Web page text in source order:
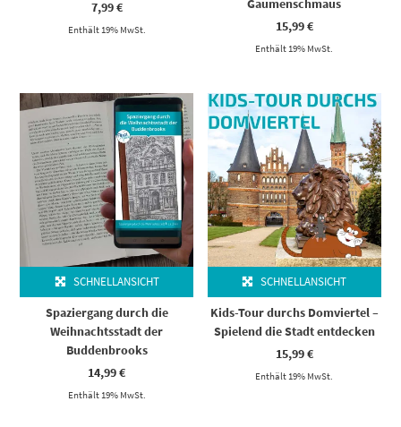
7,99€
Enthält 19% MwSt.
Gaumenschmaus
15,99€
Enthält 19% MwSt.
SCHNELLANSICHT
Spaziergang durch die
Weihnachtsstadt der
Buddenbrooks
14,99€
Enthält 19% MwSt.
SCHNELLANSICHT
Kids-Tour durchs Domviertel –
Spielend die Stadt entdecken
15,99€
Enthält 19% MwSt.